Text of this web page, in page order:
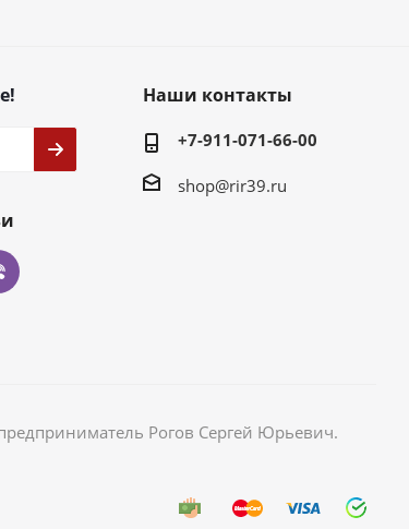
Наши контакты
+7-911-071-66-00
shop@rir39.ru
Рогов Сергей Юрьевич.